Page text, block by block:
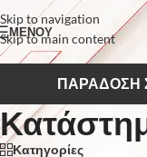
Skip to navigation
Skip to main content
ΜΕΝΟΥ
ΠΑΡΑΔΟΣΗ
Κατηγορίες